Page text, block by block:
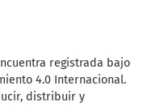
registrada bajo
4.0 Internacional.
distribuir y